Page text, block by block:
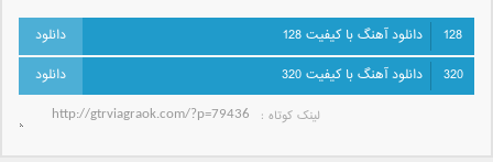
128
دانلود آهنگ با کیفیت 128
320
دانلود آهنگ با کیفیت 320
لینک کوتاه‌ :